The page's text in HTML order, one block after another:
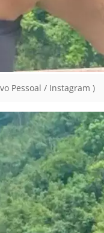
Pessoal / Instagram )